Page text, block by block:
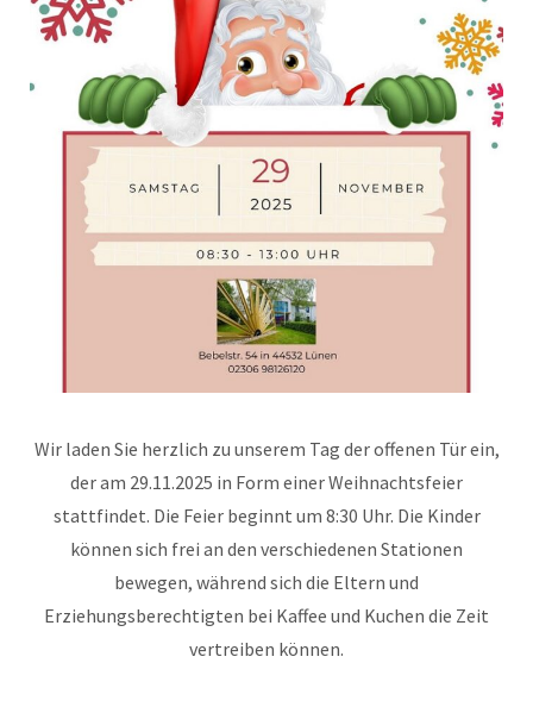
Wir laden Sie herzlich zu unserem Tag der offenen Tür ein,
der am 29.11.2025 in Form einer Weihnachtsfeier
stattfindet. Die Feier beginnt um 8:30 Uhr. Die Kinder
können sich frei an den verschiedenen Stationen
bewegen, während sich die Eltern und
Erziehungsberechtigten bei Kaffee und Kuchen die Zeit
vertreiben können.